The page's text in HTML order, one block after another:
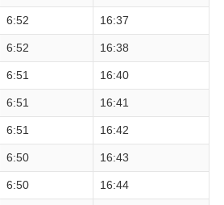
6:52 16:37
6:52 16:38
6:51 16:40
6:51 16:41
6:51 16:42
6:50 16:43
6:50 16:44